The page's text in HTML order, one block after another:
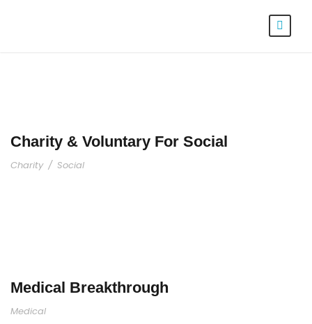
Charity & Voluntary For Social
Charity / Social
Medical Breakthrough
Medical